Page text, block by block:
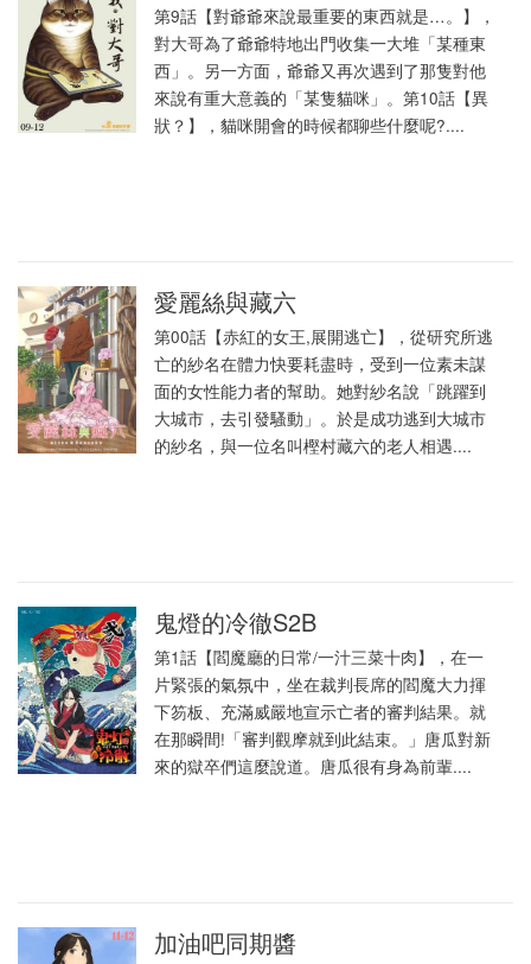
第9話【對爺爺來說最重要的東西就是…。】，
對大哥為了爺爺特地出門收集一大堆「某種東
西」。另一方面，爺爺又再次遇到了那隻對他
來說有重大意義的「某隻貓咪」。第10話【異
狀？】，貓咪開會的時候都聊些什麼呢?....
愛麗絲與藏六
第00話【赤紅的女王,展開逃亡】，從研究所逃
亡的紗名在體力快要耗盡時，受到一位素未謀
面的女性能力者的幫助。她對紗名說「跳躍到
大城市，去引發騷動」。於是成功逃到大城市
的紗名，與一位名叫樫村藏六的老人相遇....
鬼燈的冷徹S2B
第1話【閻魔廳的日常/一汁三菜十肉】，在一
片緊張的氣氛中，坐在裁判長席的閻魔大力揮
下笏板、充滿威嚴地宣示亡者的審判結果。就
在那瞬間!「審判觀摩就到此結束。」唐瓜對新
來的獄卒們這麼說道。唐瓜很有身為前輩....
加油吧同期醬